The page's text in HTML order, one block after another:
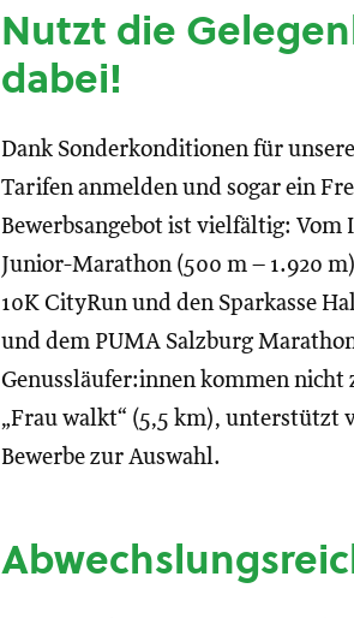
Nutzt die
dabei!
Dank Sonderkonditionen für
Tarifen anmelden und sogar ein
Bewerbsangebot ist vielfältig: Vom
Junior-Marathon (500 m – 1.920
10K CityRun und den Sparkasse
und dem PUMA Salzburg
Genussläufer:innen kommen
„Frau walkt“ (5,5 km), unterstützt
Bewerbe zur Auswahl.